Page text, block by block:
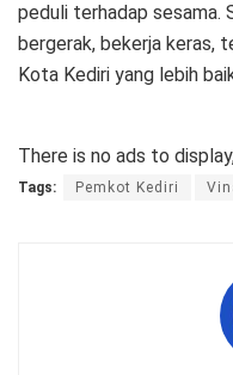
peduli terhadap sesama.
bergerak, bekerja keras,
Kota Kediri yang lebih
There is no ads to
Tags: Pemkot Kediri